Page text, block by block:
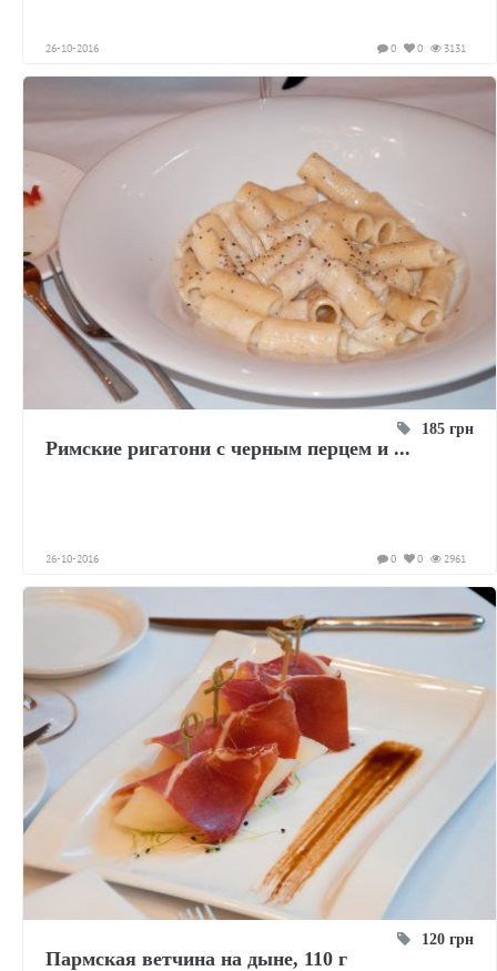
26-10-2016 3131
0
0
185 грн
Римские ригатони с черным перцем и ...
26-10-2016 2961
0
0
120 грн
Пармская ветчина на дыне, 110 г